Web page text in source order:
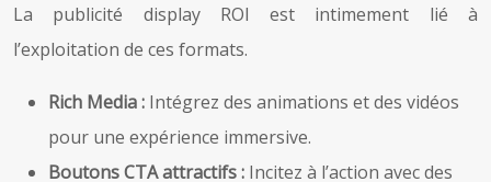
La publicité display ROI est intimement lié à
l’exploitation de ces formats.
Rich Media : Intégrez des animations et des vidéos
pour une expérience immersive.
Boutons CTA attractifs : Incitez à l’action avec des